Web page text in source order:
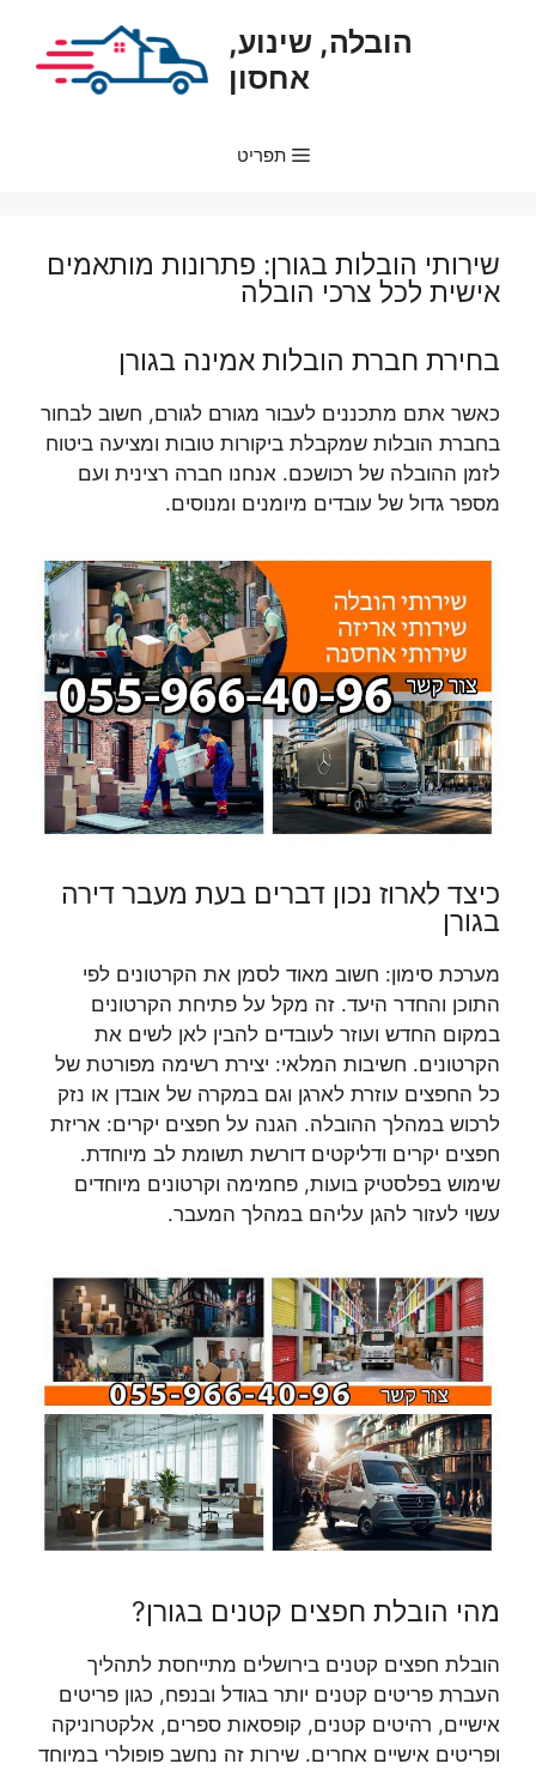
הובלה, שינוע,
אחסון
תפריט
שירותי הובלות בגורן: פתרונות מותאמים
אישית לכל צרכי הובלה
בחירת חברת הובלות אמינה בגורן
כאשר אתם מתכננים לעבור מגורם לגורם, חשוב לבחור
בחברת הובלות שמקבלת ביקורות טובות ומציעה ביטוח
לזמן ההובלה של רכושכם. אנחנו חברה רצינית ועם
מספר גדול של עובדים מיומנים ומנוסים.
כיצד לארוז נכון דברים בעת מעבר דירה
בגורן
מערכת סימון: חשוב מאוד לסמן את הקרטונים לפי
התוכן והחדר היעד. זה מקל על פתיחת הקרטונים
במקום החדש ועוזר לעובדים להבין לאן לשים את
הקרטונים. חשיבות המלאי: יצירת רשימה מפורטת של
כל החפצים עוזרת לארגן וגם במקרה של אובדן או נזק
לרכוש במהלך ההובלה. הגנה על חפצים יקרים: אריזת
חפצים יקרים ודליקטים דורשת תשומת לב מיוחדת.
שימוש בפלסטיק בועות, פחמימה וקרטונים מיוחדים
עשוי לעזור להגן עליהם במהלך המעבר.
מהי הובלת חפצים קטנים בגורן?
הובלת חפצים קטנים בירושלים מתייחסת לתהליך
העברת פריטים קטנים יותר בגודל ובנפח, כגון פריטים
אישיים, רהיטים קטנים, קופסאות ספרים, אלקטרוניקה
ופריטים אישיים אחרים. שירות זה נחשב פופולרי במיוחד